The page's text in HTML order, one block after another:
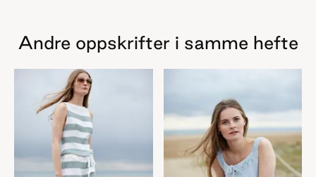
Andre oppskrifter i samme hefte